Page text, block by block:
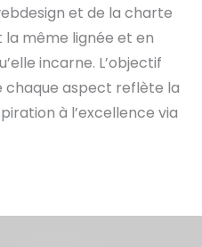
et de la charte
la même lignée et en
incarne. L’objectif
chaque aspect reflète la
à l’excellence via